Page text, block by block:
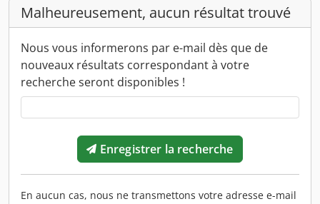
Malheureusement, aucun résultat trouvé
Nous vous informerons par e-mail dès que de
nouveaux résultats correspondant à votre
recherche seront disponibles !
Enregistrer la recherche
En aucun cas, nous ne transmettons votre adresse e-mail